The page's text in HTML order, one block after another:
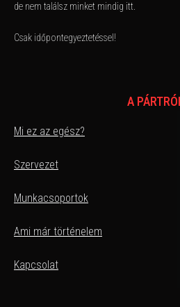
de nem találsz minket mindig itt.
Csak időpontegyeztetéssel!
A
Mi ez az egész?
Szervezet
Munkacsoportok
Ami már történelem
Kapcsolat